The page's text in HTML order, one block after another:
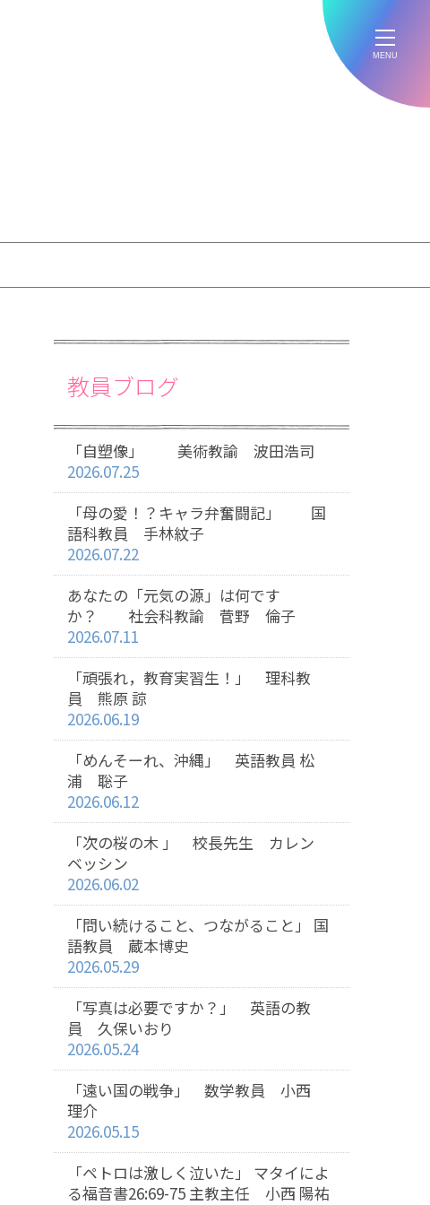
MENU
教員ブログ
「自塑像」 美術教諭 波田浩司
2026.07.25
「母の愛！？キャラ弁奮闘記」 国
語科教員 手林紋子
2026.07.22
あなたの「元気の源」は何です
か？ 社会科教諭 菅野 倫子
2026.07.11
「頑張れ，教育実習生！」 理科教
員 熊原 諒
2026.06.19
「めんそーれ、沖縄」 英語教員 松
浦 聡子
2026.06.12
「次の桜の木 」 校長先生 カレン
ベッシン
2026.06.02
「問い続けること、つながること」 国
語教員 蔵本博史
2026.05.29
「写真は必要ですか？」 英語の教
員 久保いおり
2026.05.24
「遠い国の戦争」 数学教員 小西
理介
2026.05.15
「ペトロは激しく泣いた」 マタイによ
る福音書26:69-75 主教主任 小西 陽祐